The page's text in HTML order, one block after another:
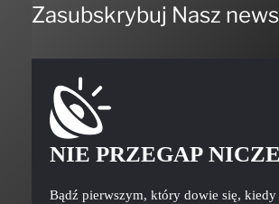
Zasubskrybuj Nasz
NIE PRZEGAP
Bądź pierwszym, który dowie się, kiedy